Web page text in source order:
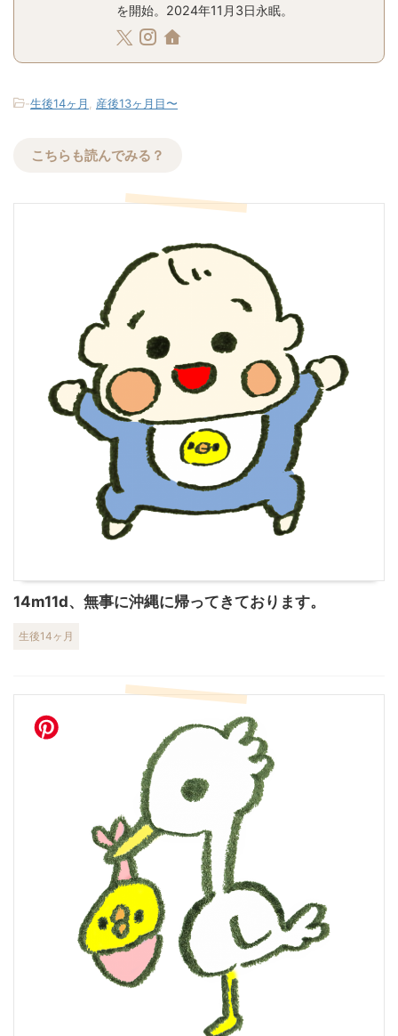
を開始。2024年11月3日永眠。
-生後14ヶ月 産後13ヶ月目〜
こちらも読んでみる？
14m11d、無事に沖縄に帰ってきております。
生後14ヶ月